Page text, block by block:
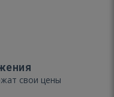
свои цены